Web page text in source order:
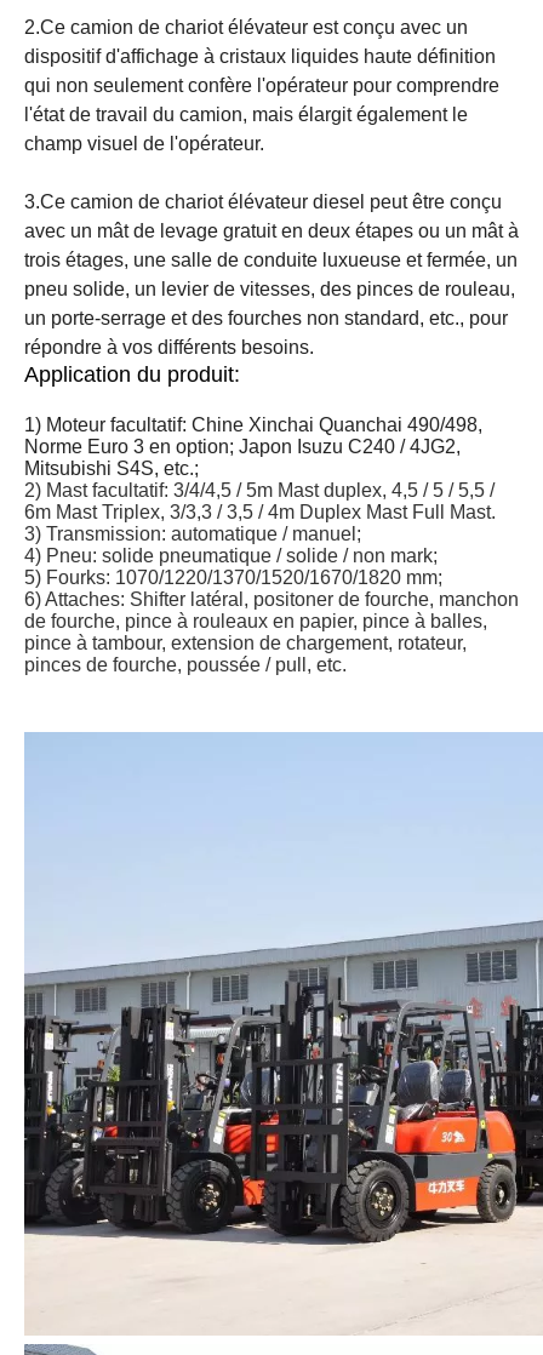
2.Ce camion de chariot élévateur est conçu avec un
dispositif d'affichage à cristaux liquides haute définition
qui non seulement confère l'opérateur pour comprendre
l'état de travail du camion, mais élargit également le
champ visuel de l'opérateur.
3.Ce camion de chariot élévateur diesel peut être conçu
avec un mât de levage gratuit en deux étapes ou un mât à
trois étages, une salle de conduite luxueuse et fermée, un
pneu solide, un levier de vitesses, des pinces de rouleau,
un porte-serrage et des fourches non standard, etc., pour
répondre à vos différents besoins.
Application du produit:
1) Moteur facultatif: Chine Xinchai Quanchai 490/498,
Norme Euro 3 en option; Japon Isuzu C240 ​​/ 4JG2,
Mitsubishi S4S, etc.;
2) Mast facultatif: 3/4/4,5 / 5m Mast duplex, 4,5 / 5 / 5,5 /
6m Mast Triplex, 3/3,3 / 3,5 / 4m Duplex Mast Full Mast.
3) Transmission: automatique / manuel;
4) Pneu: solide pneumatique / solide / non mark;
5) Fourks: 1070/1220/1370/1520/1670/1820 mm;
6) Attaches: Shifter latéral, positoner de fourche, manchon
de fourche, pince à rouleaux en papier, pince à balles,
pince à tambour, extension de chargement, rotateur,
pinces de fourche, poussée / pull, etc.